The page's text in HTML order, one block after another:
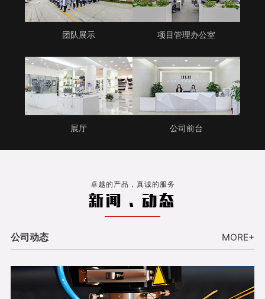
团队展示 项目管理办公室
展厅 公司前台
卓越的产品，真诚的服务
新闻 . 动态
公司动态 MORE+